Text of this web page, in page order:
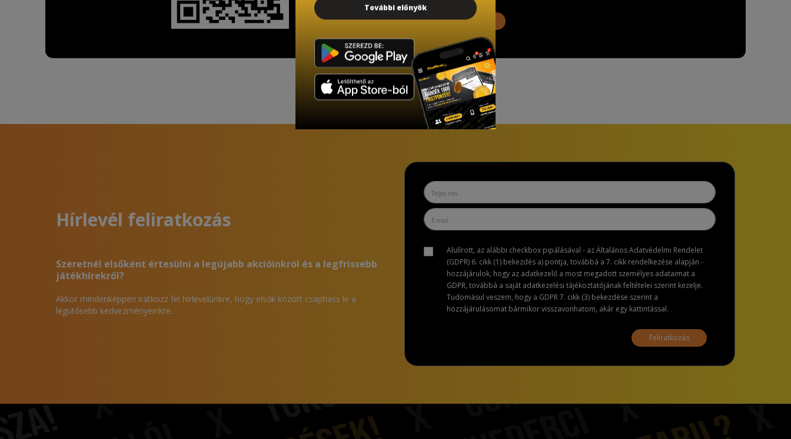
További információ
Hírlevél feliratkozás
Szeretnél elsőként értesülni a legújabb akcióinkról és a legfrissebb
játékhírekről?
Akkor mindenképpen iratkozz fel hírlevelünkre, hogy elsők között csaphass le a
legütősebb kedvezményeinkre.
Alulírott, az alábbi checkbox pipálásával - az Általános Adatvédelmi Rendelet
(GDPR) 6. cikk (1) bekezdés a) pontja, továbbá a 7. cikk rendelkezése alapján -
hozzájárulok, hogy az adatkezelő a most megadott személyes adataimat a
GDPR, továbbá a saját adatkezelési tájékoztatójának feltételei szerint kezelje.
Tudomásul veszem, hogy a GDPR 7. cikk (3) bekezdése szerint a
hozzájárulásomat bármikor visszavonhatom, akár egy kattintással.
Feliratkozás
További előnyök